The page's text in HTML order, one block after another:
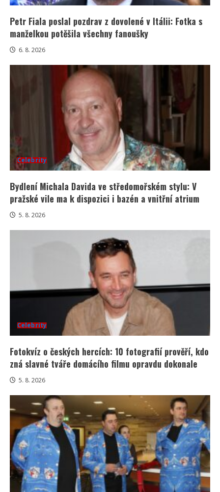
Petr Fiala poslal pozdrav z dovolené v Itálii: Fotka s
manželkou potěšila všechny fanoušky
6. 8. 2026
Celebrity
Bydlení Michala Davida ve středomořském stylu: V
pražské vile ma k dispozici i bazén a vnitřní atrium
5. 8. 2026
Celebrity
Fotokvíz o českých hercích: 10 fotografií prověří, kdo
zná slavné tváře domácího filmu opravdu dokonale
5. 8. 2026